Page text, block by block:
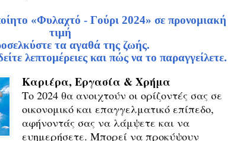
«Φυλαχτό - Γούρι 2024» σε προνομιακή
τιμή
τα αγαθά της ζωής.
λεπτομέρειες και πώς να το παραγγείλετε.
Καριέρα, Εργασία & Χρήμα
Το 2024 θα ανοιχτούν οι ορίζοντές σας σε
οικονομικό και επαγγελματικό επίπεδο,
αφήνοντάς σας να λάμψετε και να
ευημερήσετε. Μπορεί να προκύψουν